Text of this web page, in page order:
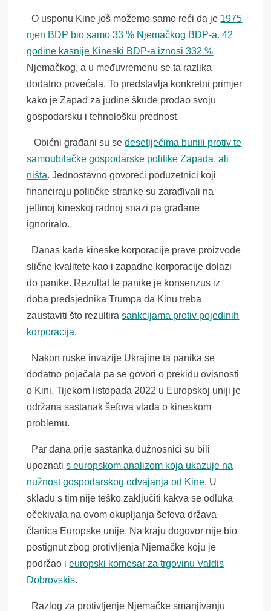
O usponu Kine još možemo samo reći da je 1975
njen BDP bio samo 33 % Njemačkog BDP-a. 42
godine kasnije Kineski BDP-a iznosi 332 %
Njemačkog, a u međuvremenu se ta razlika
dodatno povećala. To predstavlja konkretni primjer
kako je Zapad za judine škude prodao svoju
gospodarsku i tehnološku prednost.
Obićni građani su sedesetljećima bunili protiv te
samoubilačke gospodarske politike Zapada,ali
ništa. Jednostavno govoreći poduzetnici koji
financiraju političke stranke su zarađivali na
jeftinoj kineskoj radnoj snazi pa građane
ignoriralo.
Danas kada kineske korporacije prave proizvode
slične kvalitete kao i zapadne korporacije dolazi
do panike. Rezultat te panike je konsenzus iz
doba predsjednika Trumpa da Kinu treba
zaustaviti što rezultirasankcijama protiv pojedinih
korporacija.
Nakon ruske invazije Ukrajine ta panika se
dodatno pojačala pa se govori o prekidu ovisnosti
o Kini. Tijekom listopada 2022 u Europskoj uniji je
održana sastanak šefova vlada o kineskom
problemu.
Par dana prije sastanka dužnosnici su bili
upoznatis europskom analizom koja ukazuje na
nužnost gospodarskog odvajanja od Kine. U
skladu s tim nije teško zaključiti kakva se odluka
očekivala na ovom okupljanja šefova država
članica Europske unije. Na kraju dogovor nije bio
postignut zbog protivljenja Njemačke koju je
podržao ieuropski komesar za trgovinu Valdis
Dobrovskis.
Razlog za protivljenje Njemačke smanjivanju